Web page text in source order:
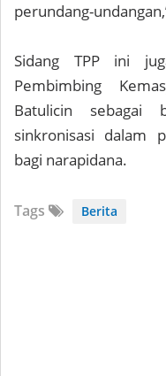
perundang-
Sidang TPP ini
Pembimbing
Batulicin sebagai
sinkronisasi dalam
bagi narapidana.
Tags Berita